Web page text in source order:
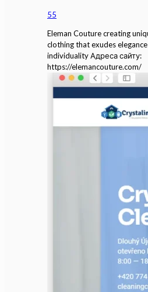
55
Eleman Couture creating
clothing that exudes
individuality Адреса сайту:
https://elemancouture.com/